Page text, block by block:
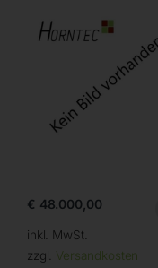
€ 48.000,00
inkl. MwSt.
zzgl. Versandkosten